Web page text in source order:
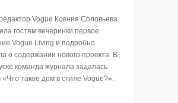
Vogue Ксения Соловьева
гостям вечеринки первое
Vogue Living и подробно
о содержании нового проекта. В
команда журнала задалась
такое дом в стиле Vogue?».